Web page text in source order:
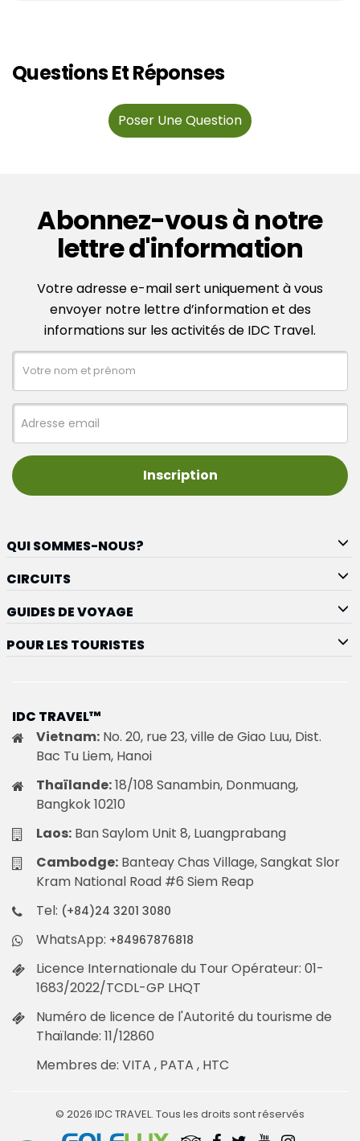
Questions Et Réponses
Poser Une Question
Abonnez-vous à notre
lettre d'information
Votre adresse e-mail sert uniquement à vous
envoyer notre lettre d’information et des
informations sur les activités de IDC Travel.
Inscription
QUI SOMMES-NOUS?
CIRCUITS
GUIDES DE VOYAGE
POUR LES TOURISTES
IDC TRAVEL™
Vietnam: No. 20, rue 23, ville de Giao Luu, Dist.
Bac Tu Liem, Hanoi
Thaïlande:18/108 Sanambin, Donmuang,
Bangkok 10210
Laos: Ban Saylom Unit 8, Luangprabang
Cambodge: Banteay Chas Village, Sangkat Slor
Kram National Road #6 Siem Reap
Tel: (+84)24 3201 3080
WhatsApp: +84967876818
Licence Internationale du Tour Opérateur: 01-
1683/2022/TCDL-GP LHQT
Numéro de licence de l'Autorité du tourisme de
Thaïlande: 11/12860
Membres de: VITA , PATA , HTC
© 2026 IDC TRAVEL. Tous les droits sont réservés